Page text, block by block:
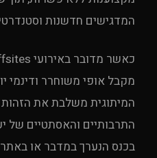
המדגישים חדשנות
מקבל אופי משוחרר ודינמי
המיתוגית משלבת את
התרבותיים והאסתטיים של
בכנס הנערך במדבר או באתר